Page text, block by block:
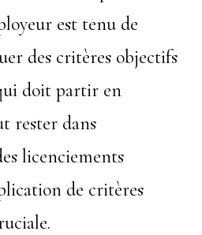
est tenu de
des critères objectifs
doit partir en
rester dans
licenciements
de critères